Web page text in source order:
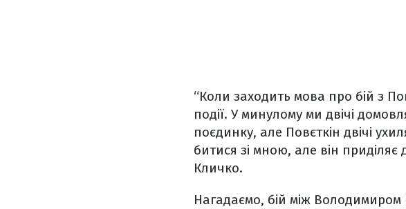
“Коли заходить мова про бій з
події. У минулому ми двічі
поєдинку, але Повєткін двічі
битися зі мною, але він
Кличко.
Нагадаємо, бій між Володимиром